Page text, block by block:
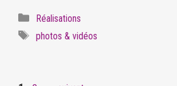
Réalisations
photos & vidéos